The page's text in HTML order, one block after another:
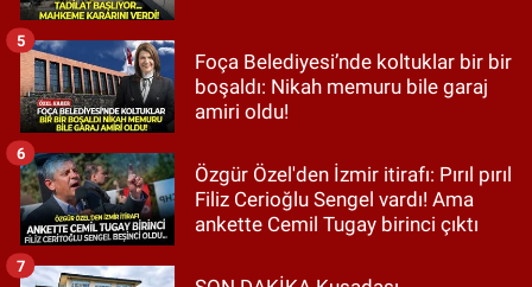
Foça Belediyesi’nde koltuklar bir bir
boşaldı: Nikah memuru bile garaj
amiri oldu!
5
Özgür Özel'den İzmir itirafı: Pırıl pırıl
Filiz Cerioğlu Sengel vardı! Ama
ankette Cemil Tugay birinci çıktı
6
7